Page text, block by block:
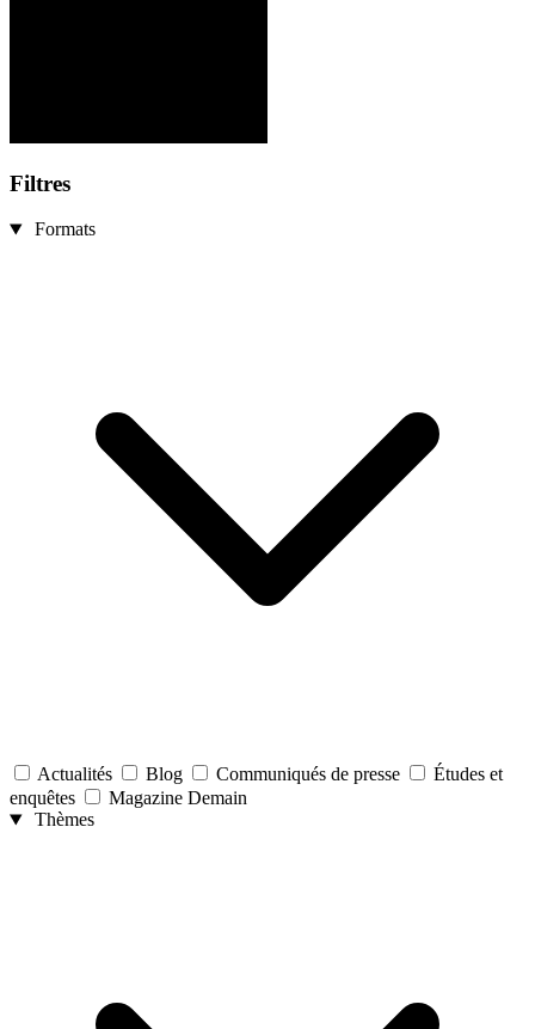
Filtres
Formats
Actualités Blog Communiqués de presse
Études et
enquêtes
Magazine Demain
Thèmes